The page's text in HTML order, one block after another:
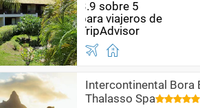
Intercontinental Bora
Thalasso Spa